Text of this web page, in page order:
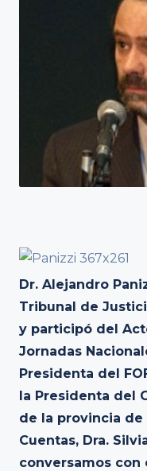
Dr. Alejandro
Tribunal de
y participó del
Jornadas
Presidenta del
la Presidenta del
de la provincia de
Cuentas, Dra.
conversamos con